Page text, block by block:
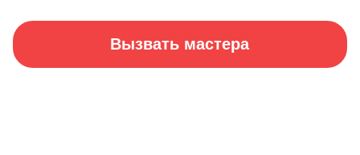
Вызвать мастера